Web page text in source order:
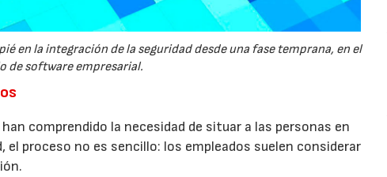
en la integración de la seguridad desde una fase temprana, en el
de software empresarial.
comprendido la necesidad de situar a las personas en
proceso no es sencillo: los empleados suelen considerar